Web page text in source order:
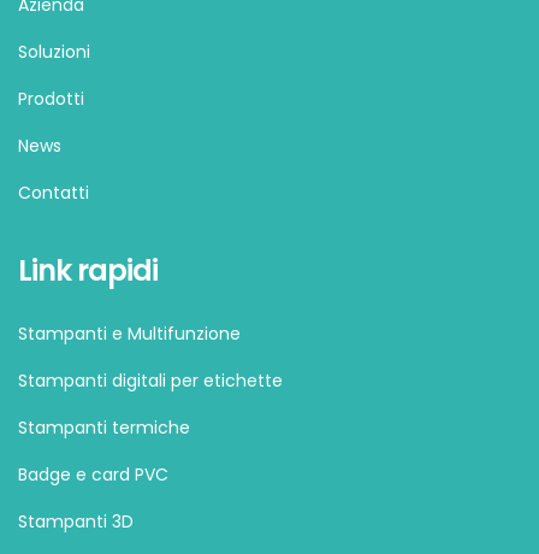
Soluzioni
Prodotti
News
Contatti
Link rapidi
Stampanti e Multifunzione
Stampanti digitali per etichette
Stampanti termiche
Badge e card PVC
Stampanti 3D